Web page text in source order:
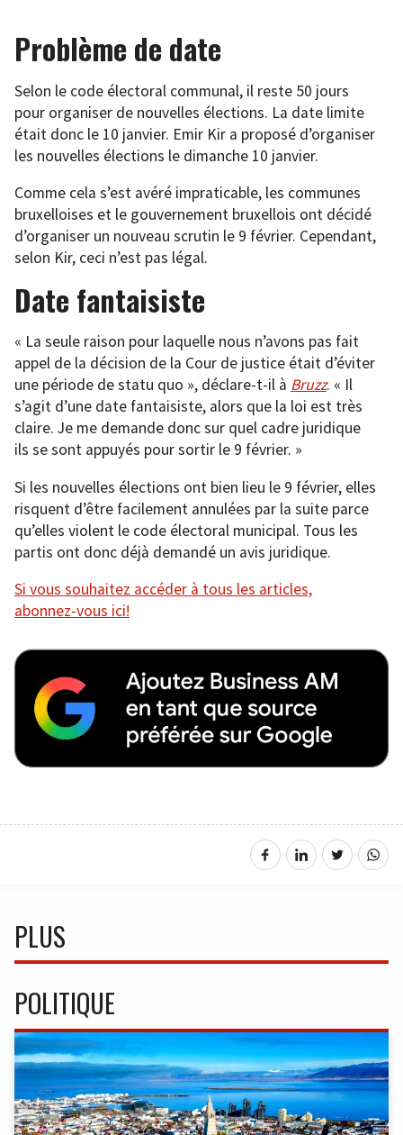
Problème de date
Selon le code électoral communal, il reste 50 jours
pour organiser de nouvelles élections. La date limite
était donc le 10 janvier. Emir Kir a proposé d’organiser
les nouvelles élections le dimanche 10 janvier.
Comme cela s’est avéré impraticable, les communes
bruxelloises et le gouvernement bruxellois ont décidé
d’organiser un nouveau scrutin le 9 février. Cependant,
selon Kir, ceci n’est pas légal.
Date fantaisiste
« La seule raison pour laquelle nous n’avons pas fait
appel de la décision de la Cour de justice était d’éviter
une période de statu quo », déclare-t-il à Bruzz. « Il
s’agit d’une date fantaisiste, alors que la loi est très
claire. Je me demande donc sur quel cadre juridique
ils se sont appuyés pour sortir le 9 février. »
Si les nouvelles élections ont bien lieu le 9 février, elles
risquent d’être facilement annulées par la suite parce
qu’elles violent le code électoral municipal. Tous les
partis ont donc déjà demandé un avis juridique.
Si vous souhaitez accéder à tous les articles,
abonnez-vous ici!
PLUS
POLITIQUE